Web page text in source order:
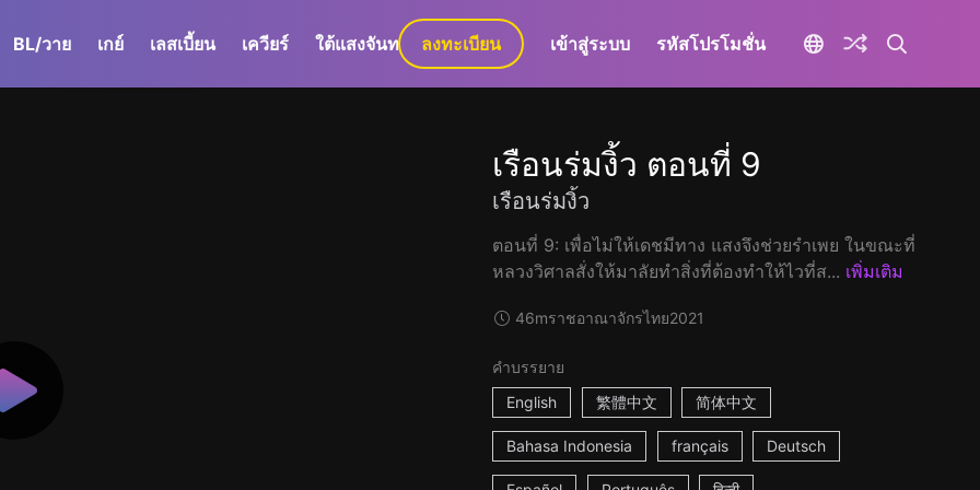
BL/วาย เกย์ เลสเบี้ยน เควียร์ ใต้แสงจันทร์ GaLa+
ลงทะเบียน เข้าสู่ระบบ รหัสโปรโมชั่น
เรือนร่มงิ้ว ตอนที่ 9
เรือนร่มงิ้ว
ตอนที่ 9: เพื่อไม่ให้เดชมีทาง แสงจึงช่วยรำเพย ในขณะที่
หลวงวิศาลสั่งให้มาลัยทำสิ่งที่ต้องทำให้ไวที่ส... เพิ่มเติม
46mราชอาณาจักรไทย2021
คำบรรยาย
English
繁體中文 简体中文
Bahasa Indonesia français Deutsch